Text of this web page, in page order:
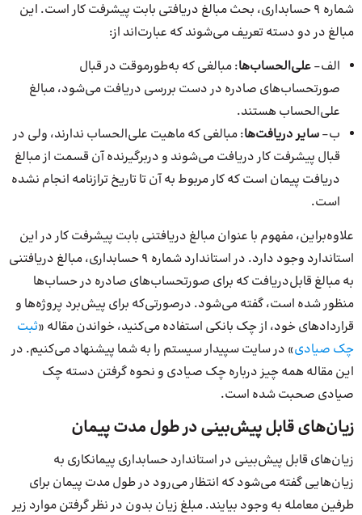
شماره 9 حسابداری، بحث مبالغ دریافتی بابت پیشرفت کار است. این
مبالغ در دو دسته تعریف می‌شوند که عبارت‌اند از:
الف-علی‌الحساب‌ها: مبالغی که به‌طورموقت در قبال
صورتحساب‌های صادره در دست بررسی دریافت می‌شود، مبالغ
علی‌الحساب هستند.
ب-سایر دریافت‌ها: مبالغی که ماهیت علی‌الحساب ندارند، ولی در
قبال پیشرفت کار دریافت می‌شوند و دربرگیرنده آن قسمت از مبالغ
دریافت پیمان است که کار مربوط به آن تا تاریخ ترازنامه انجام نشده
است.
علاوه‌بر‌این، مفهوم با عنوان مبالغ دریافتنی بابت پیشرفت کار در این
استاندارد وجود دارد. در استاندارد شماره 9 حسابداری، مبالغ دریافتنی
به مبالغ قابل‌دریافت که برای صورتحساب‌های صادره در حساب‌ها
منظور شده است، گفته می‌شود. درصورتی‌که برای پیش‌برد پروژه‌ها و
قراردادهای خود، از چک بانکی استفاده می‌کنید، خواندن مقاله «ثبت
چک صیادی» در سایت سپیدار سیستم را به شما پیشنهاد می‌کنیم. در
این مقاله همه چیز درباره چک صیادی و نحوه گرفتن دسته چک
صیادی صحبت شده است.
زیان‌های قابل پیش‌بینی در طول مدت پیمان
زیان‌های قابل پیش‌بینی در استاندارد حسابداری پیمانکاری به
زیان‌هایی گفته می‌شود که انتظار می‌رود در طول مدت پیمان برای
طرفین معامله به وجود بیایند. مبلغ زیان بدون در نظر گرفتن موارد زیر